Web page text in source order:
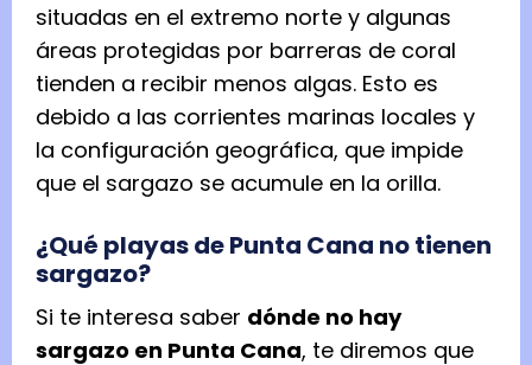
situadas en el extremo norte y algunas
áreas protegidas por barreras de coral
tienden a recibir menos algas. Esto es
debido a las corrientes marinas locales y
la configuración geográfica, que impide
que el sargazo se acumule en la orilla.
¿Qué playas de Punta Cana no tienen
sargazo?
Si te interesa saber dónde no hay
sargazo en Punta Cana, te diremos que